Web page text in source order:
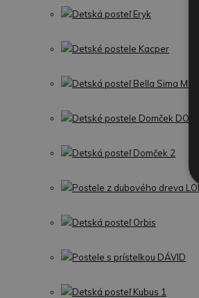
Detská posteľ Eryk
Detské postele Kacper
Detská posteľ Bella Sima
Detské postele Domček DOMI
Detská posteľ Domček 2
Postele z dubového dreva
Detská posteľ Orbis
Postele s prístelkou DÁVID
Detská posteľ Kubus 1